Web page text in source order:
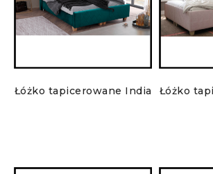
Łóżko tapicerowane India Łóżko